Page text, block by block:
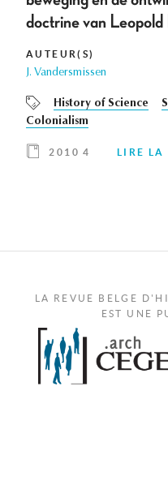
doctrine van Leopold II
AUTEUR(S)
J. Vandersmissen
History of Science
Colonialism
2010 4 LIRE LA
LA REVUE BELGE
EST UNE